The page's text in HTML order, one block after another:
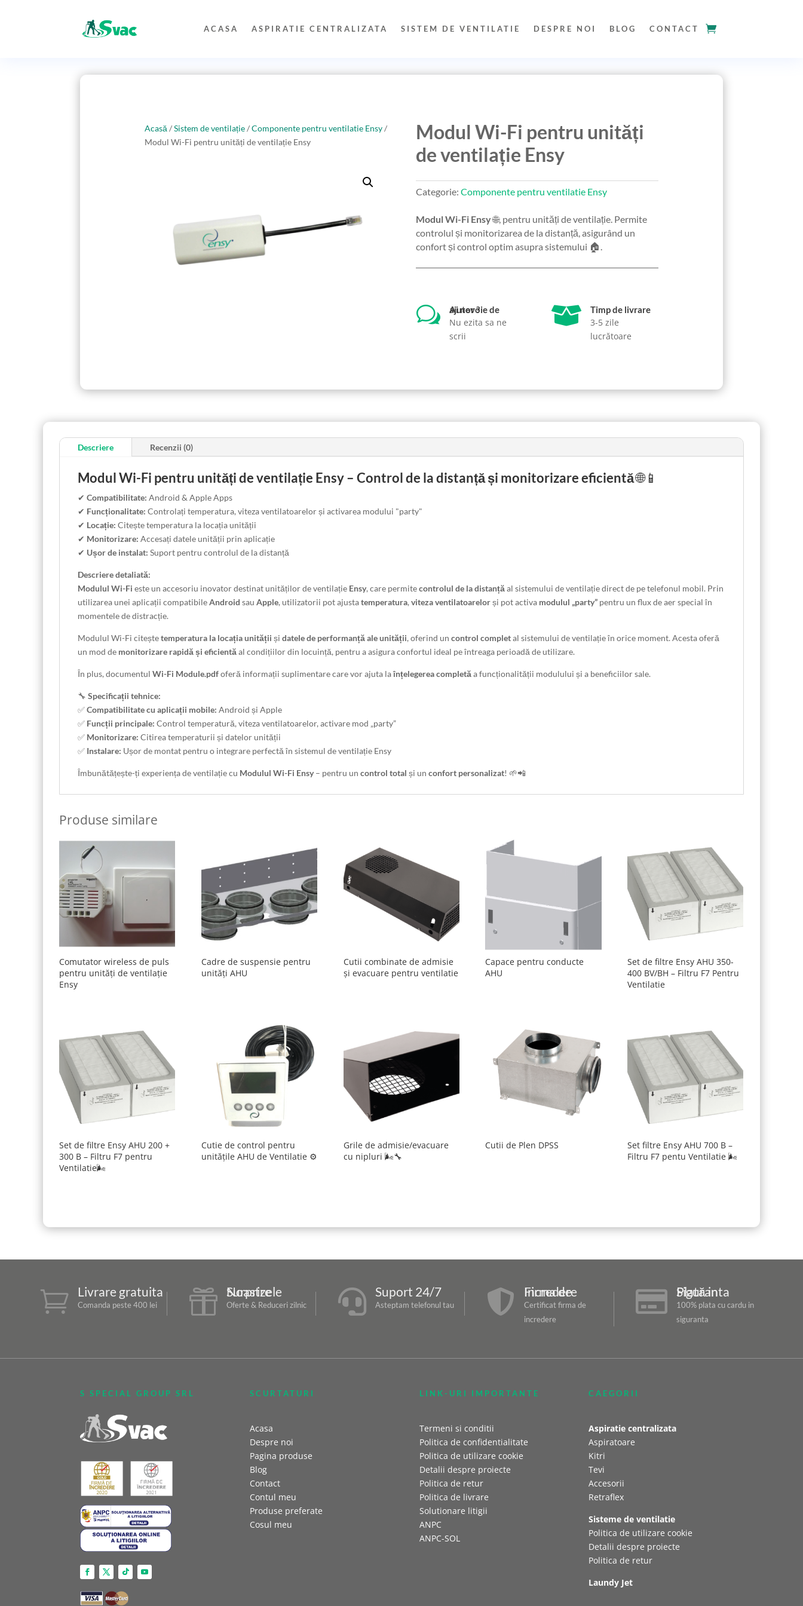
ACASA ASPIRATIE CENTRALIZATA SISTEM DE VENTILATIE DESPRE NOI BLOG CONTACT
Acasă /Sistem de ventilație/Componente pentru ventilatie Ensy/
Modul Wi-Fi pentru unități de ventilație Ensy
Modul Wi-Fi pentru unități
de ventilație Ensy
Categorie: Componente pentru ventilatie Ensy
Modul Wi-Fi Ensy🌐, pentru unități de ventilație. Permite
controlul și monitorizarea de la distanță, asigurând un
confort și control optim asupra sistemului 🏠.
w Ai nevoie de ajutor ?
Nu ezita sa ne
scrii
 Timp de livrare
3-5 zile
lucrătoare
Descriere Recenzii (0)
Modul Wi-Fi pentru unități de ventilație Ensy – Control de la distanță și monitorizare eficientă🌐📱
✔ Compatibilitate: Android & Apple Apps
✔ Funcționalitate: Controlați temperatura, viteza ventilatoarelor și activarea modului "party"
✔ Locație: Citește temperatura la locația unității
✔ Monitorizare: Accesați datele unității prin aplicație
✔ Ușor de instalat: Suport pentru controlul de la distanță
Descriere detaliată:
Modulul Wi-Fi este un accesoriu inovator destinat unităților de ventilație Ensy, care permitecontrolul de la distanțăal sistemului de ventilație direct de pe telefonul mobil. Prin
utilizarea unei aplicații compatibileAndroid sau Apple, utilizatorii pot ajustatemperatura,viteza ventilatoarelorși pot activa modulul „party”pentru un flux de aer special în
momentele de distracție.
Modulul Wi-Fi citeștetemperatura la locația unității și datele de performanță ale unității, oferind un control completal sistemului de ventilație în orice moment. Acesta oferă
un mod de monitorizare rapidă și eficientăal condițiilor din locuință, pentru a asigura confortul ideal pe întreaga perioadă de utilizare.
În plus, documentul Wi-Fi Module.pdfoferă informații suplimentare care vor ajuta laînțelegerea completăa funcționalității modulului și a beneficiilor sale.
🔧 Specificații tehnice:
✅Compatibilitate cu aplicații mobile: Android și Apple
✅ Funcții principale: Control temperatură, viteza ventilatoarelor, activare mod „party”
✅ Monitorizare: Citirea temperaturii și datelor unității
✅ Instalare: Ușor de montat pentru o integrare perfectă în sistemul de ventilație Ensy
Îmbunătățește-ți experiența de ventilație cu Modulul Wi-Fi Ensy– pentru un control total și un confort personalizat! 🌱📲
Produse similare
Comutator wireless de puls
pentru unități de ventilație
Ensy
Cadre de suspensie pentru
unități AHU
Cutii combinate de admisie
și evacuare pentru ventilatie
Capace pentru conducte
AHU
Set de filtre Ensy AHU 350-
400 BV/BH – Filtru F7 Pentru
Ventilatie
Set de filtre Ensy AHU 200 +
300 B – Filtru F7 pentru
Ventilatie🌬️
Cutie de control pentru
unitățile AHU de Ventilatie ⚙️
Grile de admisie/evacuare
cu nipluri 🌬️🔧
Cutii de Plen DPSS
Set filtre Ensy AHU 700 B –
Filtru F7 pentu Ventilatie 🌬️
 Livrare gratuita
Comanda peste 400 lei  Surprizele Noastre
Oferte & Reduceri zilnic  Suport 24/7
Asteptam telefonul tau  Firma de Incredere
Certificat firma de
incredere
 Plată in Siguranta
100% plata cu cardu in
siguranta
S SPECIAL GROUP SRL SCURTATURI
Acasa
Despre noi
Pagina produse
Blog
Contact
Contul meu
Produse preferate
Cosul meu
LINK-URI IMPORTANTE
Termeni si conditii
Politica de confidentialitate
Politica de utilizare cookie
Detalii despre proiecte
Politica de retur
Politica de livrare
Solutionare litigii
ANPC
ANPC-SOL
CAEGORII
Aspiratie centralizata
Aspiratoare
Kitri
Tevi
Accesorii
Retraflex
Sisteme de ventilatie
Politica de utilizare cookie
Detalii despre proiecte
Politica de retur
Laundy Jet